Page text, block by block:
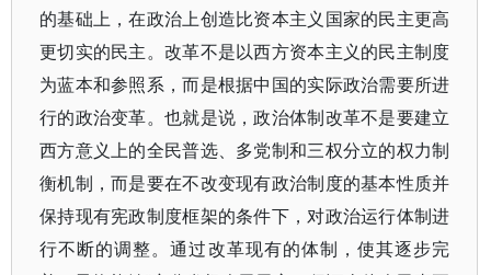
的基础上，在政治上创造比资本主义国家的民主更高
更切实的民主。改革不是以西方资本主义的民主制度
为蓝本和参照系，而是根据中国的实际政治需要所进
行的政治变革。也就是说，政治体制改革不是要建立
西方意义上的全民普选、多党制和三权分立的权力制
衡机制，而是要在不改变现有政治制度的基本性质并
保持现有宪政制度框架的条件下，对政治运行体制进
行不断的调整。通过改革现有的体制，使其逐步完